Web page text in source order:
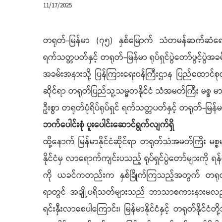
11/17/2025
တရုတ်-မြန်မာ (၇၅) နှစ်မြောက် သံတမန်ဆက်ဆံရ
ရက်သတ္တပတ်နှင့် တရုတ်-မြန်မာ ရုပ်ရှင်ပွဲတော်ဖွင့်ပွဲအ
အခမ်းအနားသို့ ပြန်ကြားရေးဝန်ကြီးဌာန ပြည်ထောင်
ဆိုင်ရာ တရုတ်ပြည်သူ့သမ္မတနိုင်ငံ သံအမတ်ကြီး မစ္စ မာ
ဦးစွာ တရုတ်ပုံရိပ်ရုပ်ရှင် ရက်သတ္တပတ်နှင့် တရုတ်-မ
ဘက်ပေါင်းစုံ ပူးပေါင်းဆောင်ရွက်လျက်ရှိ
ထို့နောက် မြန်မာနိုင်ငံဆိုင်ရာ တရုတ်သံအမတ်ကြီး မစ္စ
နိုင်ငံမှ လာရောက်ကျင်းပသည့် ရုပ်ရှင်ပွဲတော်များကို ရန်
ကို ယခင်ကတည်းက နှစ်ခြိုက်ကြသည့်အတွက် တရုတ်ရုပ်ရှင်ပွဲ
ရာတွင် အချို့ပရိသတ်များသည် ဘာသာစကားနားမလည်သ
ရင်းနှီးလာစေပါကြောင်း၊ မြန်မာနိုင်ငံနှင့် တရုတ်နို